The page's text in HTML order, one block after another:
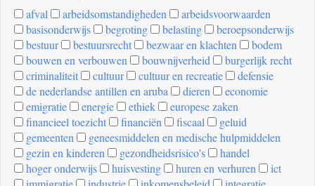
[invalid
name]
afval arbeidsomstandigheden
arbeidsvoorwaarden
basisonderwijs
begroting belasting
beroepsonderwijs
bestuur
bestuursrecht bezwaar en klachten
bodem
bouwen en verbouwen
bouwnijverheid
burgerlijk recht
criminaliteit
cultuur cultuur en recreatie
defensie
de nederlandse antillen en aruba
dieren
economie
emigratie
energie ethiek
europese zaken
financieel toezicht
financiën fiscaal
geluid
gemeenten
geneesmiddelen en medische hulpmiddelen
gezin en kinderen
gezondheidsrisico's
handel
hoger onderwijs
huisvesting huren en verhuren
ict